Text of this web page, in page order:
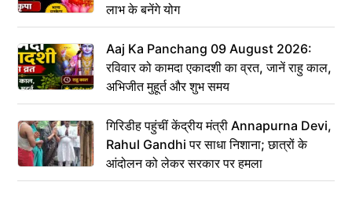
लाभ के बनेंगे योग
Aaj Ka Panchang 09 August 2026:
रविवार को कामदा एकादशी का व्रत, जानें राहु काल,
अभिजीत मुहूर्त और शुभ समय
गिरिडीह पहुंचीं केंद्रीय मंत्री Annapurna Devi,
Rahul Gandhi पर साधा निशाना; छात्रों के
आंदोलन को लेकर सरकार पर हमला